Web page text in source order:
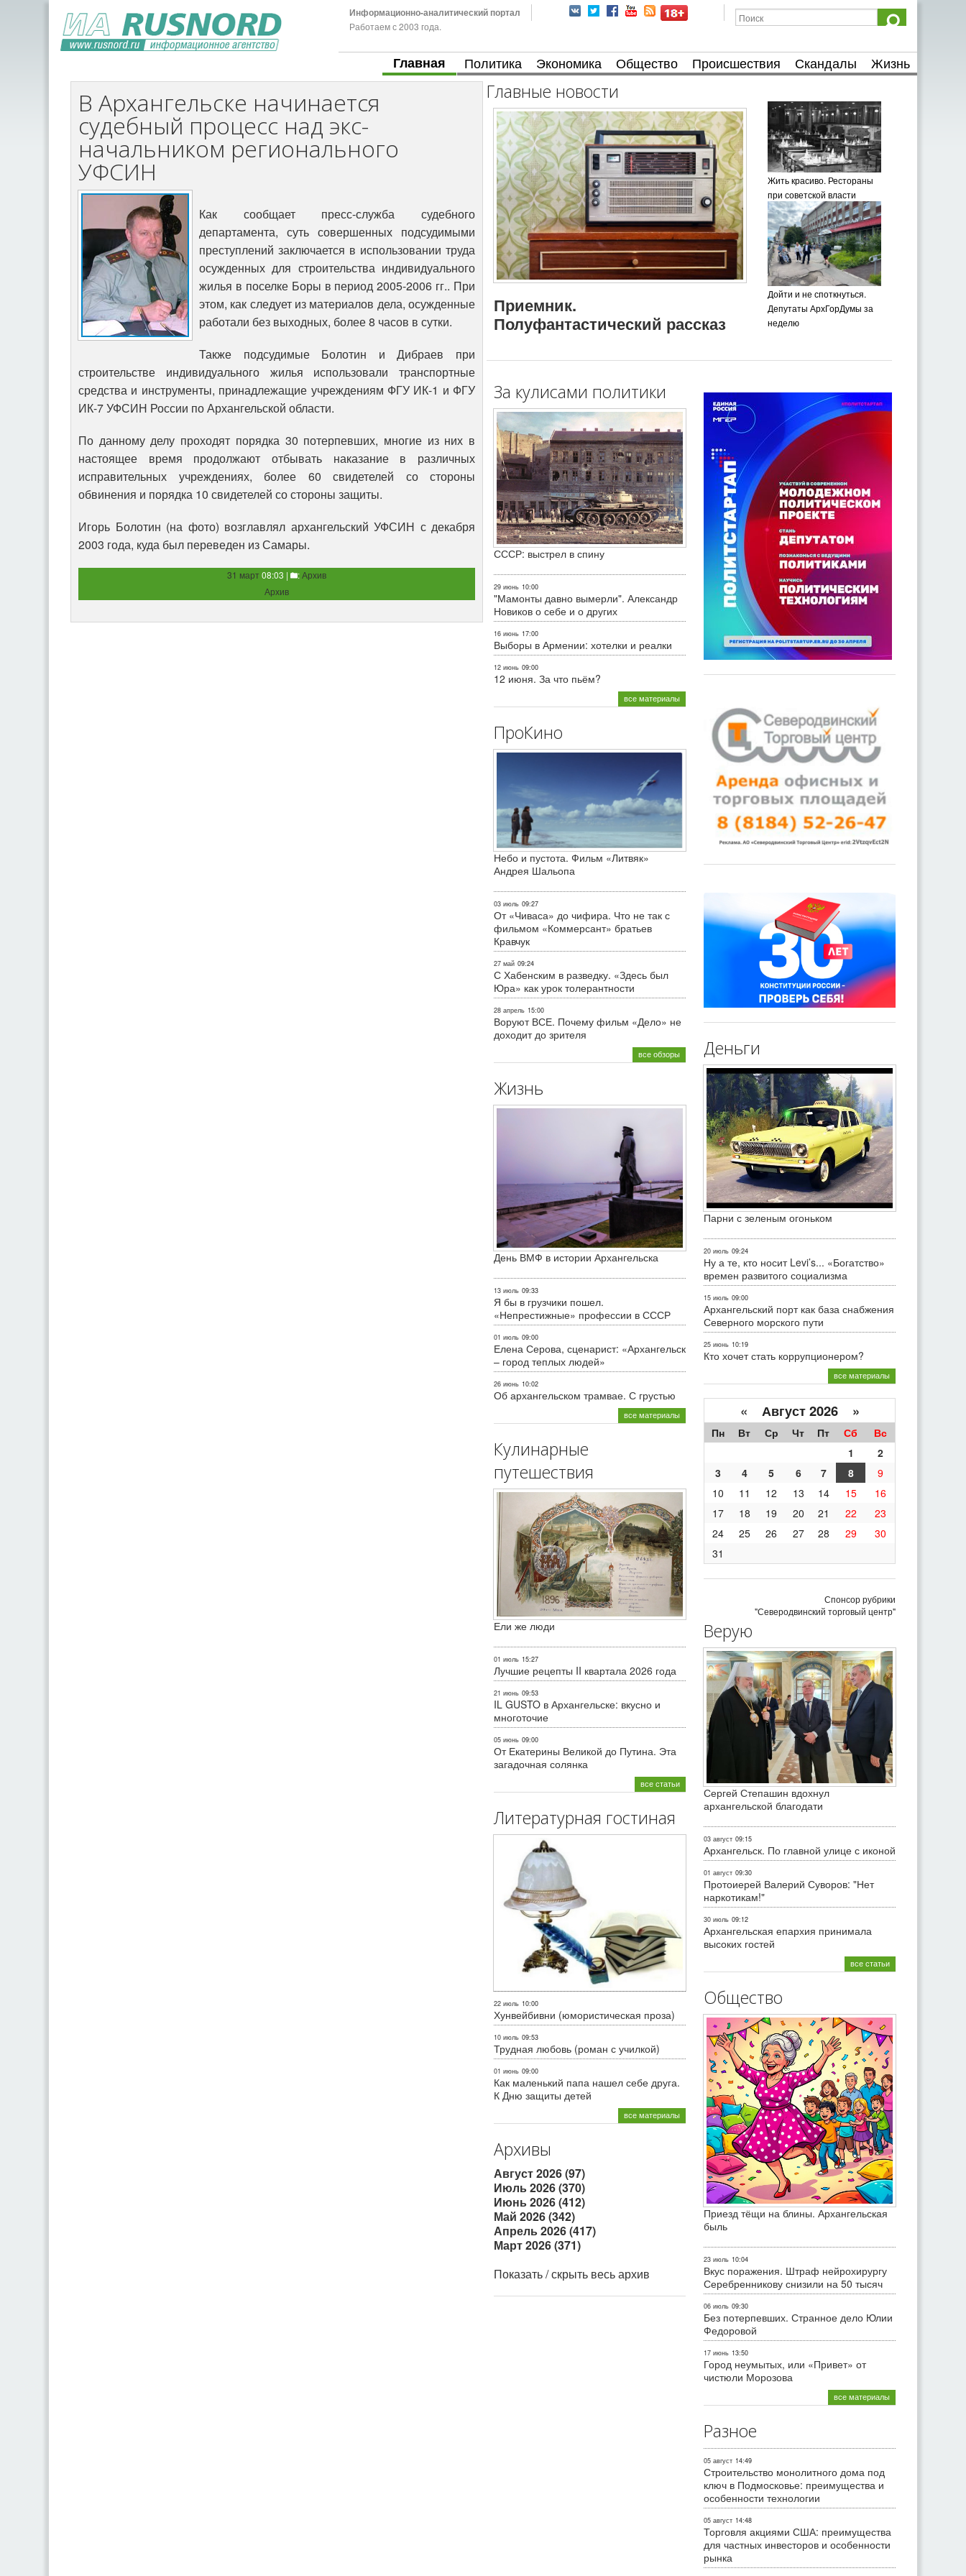
Информационно-аналитический портал
Работаем с 2003 года.
Главная Политика Экономика Общество Происшествия Скандалы Жизнь
В Архангельске начинается
судебный процесс над экс-
начальником регионального
УФСИН
Как сообщает пресс-служба судебного
департамента, суть совершенных подсудимыми
преступлений заключается в использовании труда
осужденных для строительства индивидуального
жилья в поселке Боры в период 2005-2006 гг.. При
этом, как следует из материалов дела, осужденные
работали без выходных, более 8 часов в сутки.
Также подсудимые Болотин и Дибраев при
строительстве индивидуального жилья использовали транспортные
средства и инструменты, принадлежащие учреждениям ФГУ ИК-1 и ФГУ
ИК-7 УФСИН России по Архангельской области.
По данному делу проходят порядка 30 потерпевших, многие из них в
настоящее время продолжают отбывать наказание в различных
исправительных учреждениях, более 60 свидетелей со стороны
обвинения и порядка 10 свидетелей со стороны защиты.
Игорь Болотин (на фото) возглавлял архангельский УФСИН с декабря
2003 года, куда был переведен из Самары.
31 март08:03 | :Архив
Архив
Главные новости
Приемник.
Полуфантастический рассказ
Жить красиво. Рестораны
при советской власти
Дойти и не споткнуться.
Депутаты АрхГорДумы за
неделю
За кулисами политики
СССР: выстрел в спину
29 июнь 10:00
"Мамонты давно вымерли". Александр
Новиков о себе и о других
16 июнь 17:00
Выборы в Армении: хотелки и реалки
12 июнь 09:00
12 июня. За что пьём?
все материалы
ПроКино
Небо и пустота. Фильм «Литвяк»
Андрея Шальопа
03 июль 09:27
От «Чиваса» до чифира. Что не так с
фильмом «Коммерсант» братьев
Кравчук
27 май 09:24
С Хабенским в разведку. «Здесь был
Юра» как урок толерантности
28 апрель 15:00
Воруют ВСЕ. Почему фильм «Дело» не
доходит до зрителя
все обзоры
Жизнь
День ВМФ в истории Архангельска
13 июль 09:33
Я бы в грузчики пошел.
«Непрестижные» профессии в СССР
01 июль 09:00
Елена Серова, сценарист: «Архангельск
– город теплых людей»
26 июнь 10:02
Об архангельском трамвае. С грустью
все материалы
Кулинарные
путешествия
Ели же люди
01 июль 15:27
Лучшие рецепты II квартала 2026 года
21 июнь 09:53
IL GUSTO в Архангельске: вкусно и
многоточие
05 июнь 09:00
От Екатерины Великой до Путина. Эта
загадочная солянка
все статьи
Литературная гостиная
22 июль 10:00
Хунвейбивни (юмористическая проза)
10 июль 09:53
Трудная любовь (роман с училкой)
01 июнь 09:00
Как маленький папа нашел себе друга.
К Дню защиты детей
все материалы
Архивы
Август 2026 (97)
Июль 2026 (370)
Июнь 2026 (412)
Май 2026 (342)
Апрель 2026 (417)
Март 2026 (371)
Показать / скрыть весь архив
Деньги
Парни с зеленым огоньком
20 июль 09:24
Ну а те, кто носит Levi’s... «Богатство»
времен развитого социализма
15 июль 09:00
Архангельский порт как база снабжения
Северного морского пути
25 июнь 10:19
Кто хочет стать коррупционером?
все материалы
« Август 2026 »
Пн Вт Ср Чт Пт Сб
Вс
1
2
3
4 5 6 7 8
9
10
11 12 13 14 15
16
17
18 19 20 21 22
23
24
25 26 27 28 29
30
31
Спонсор рубрики
"Северодвинский торговый центр"
Верую
Сергей Степашин вдохнул
архангельской благодати
03 август 09:15
Архангельск. По главной улице с иконой
01 август 09:30
Протоиерей Валерий Суворов: "Нет
наркотикам!"
30 июль 09:12
Архангельская епархия принимала
высоких гостей
все статьи
Общество
Приезд тёщи на блины. Архангельская
быль
23 июль 10:04
Вкус поражения. Штраф нейрохирургу
Серебренникову снизили на 50 тысяч
06 июль 09:30
Без потерпевших. Странное дело Юлии
Федоровой
17 июнь 13:50
Город неумытых, или «Привет» от
чистюли Морозова
все материалы
Разное
05 август 14:49
Строительство монолитного дома под
ключ в Подмосковье: преимущества и
особенности технологии
05 август 14:48
Торговля акциями США: преимущества
для частных инвесторов и особенности
рынка